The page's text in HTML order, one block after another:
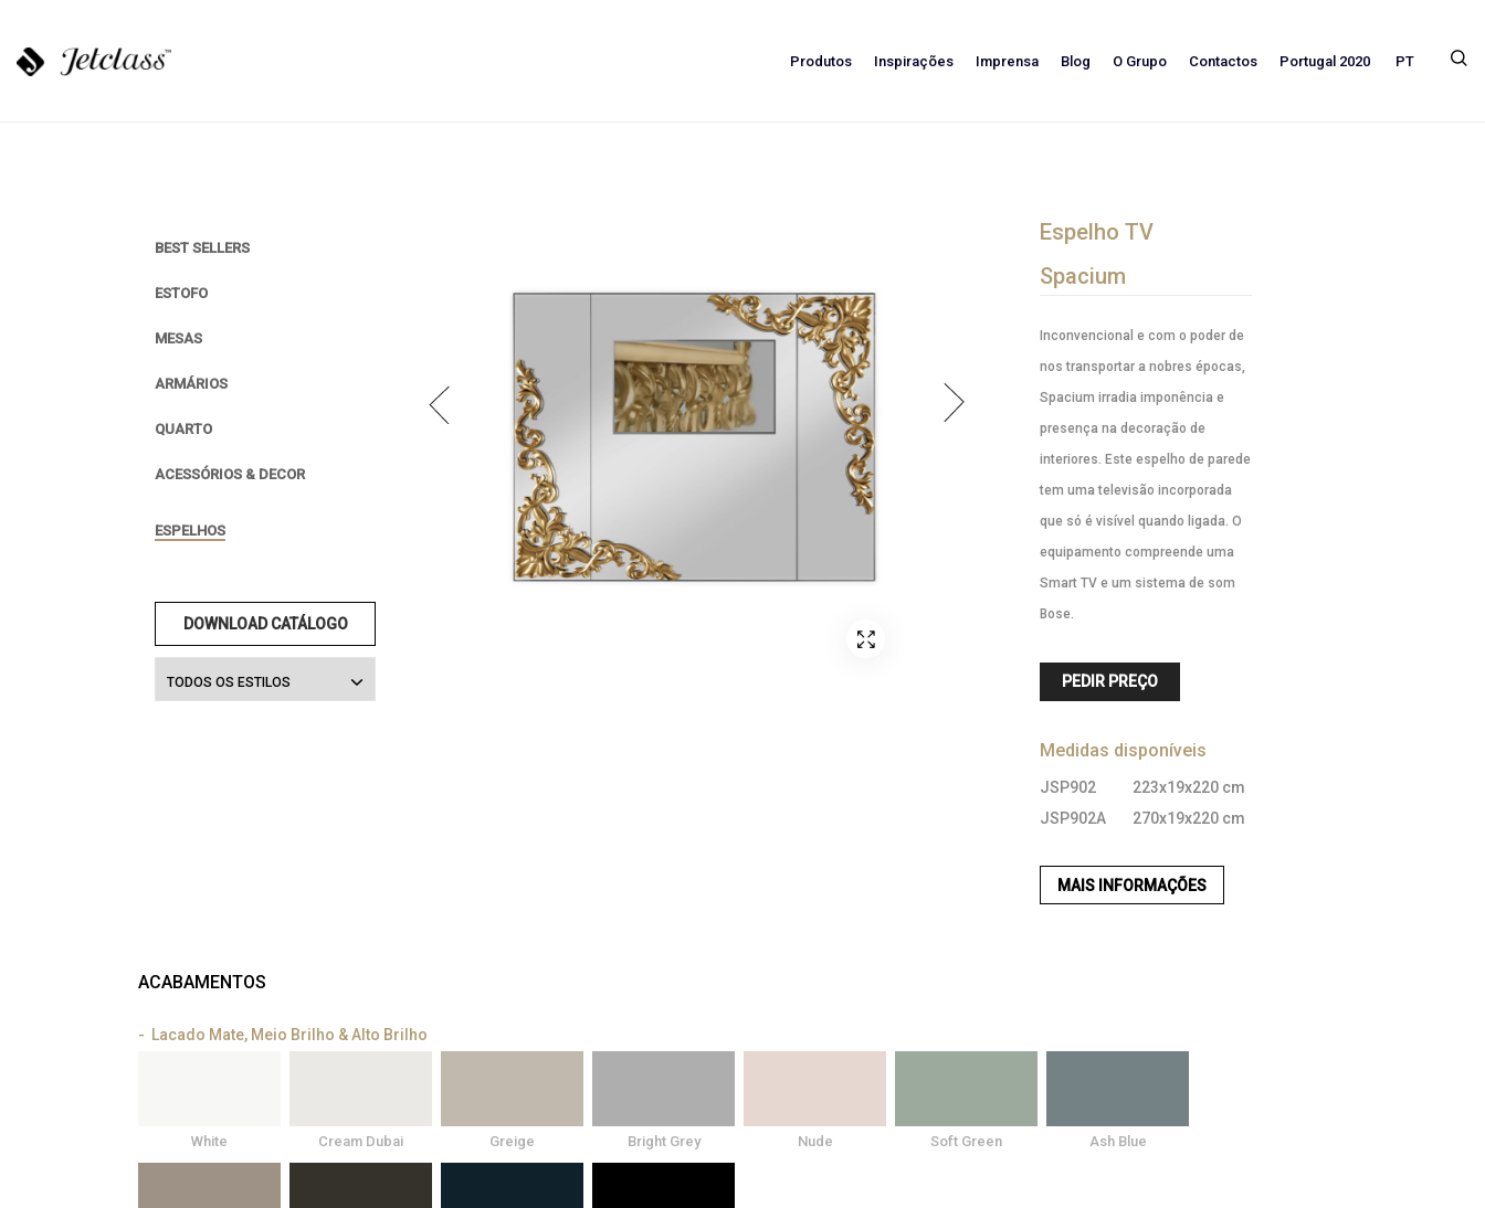
Produtos Inspirações Imprensa Blog O Grupo Contactos Portugal 2020 PT
Espelho TV
Spacium
Inconvencional e com o poder de
nos transportar a nobres épocas,
Spacium irradia imponência e
presença na decoração de
interiores. Este espelho de parede
tem uma televisão incorporada
que só é visível quando ligada. O
equipamento compreende uma
Smart TV e um sistema de som
Bose.
PEDIR PREÇO
Medidas disponíveis
JSP902
223x19x220 cm
JSP902A
270x19x220 cm
MAIS INFORMAÇÕES
BEST SELLERS
ESTOFO
MESAS
ARMÁRIOS
QUARTO
ACESSÓRIOS & DECOR
ESPELHOS
DOWNLOAD CATÁLOGO
TODOS OS ESTILOS
ACABAMENTOS
Lacado Mate, Meio Brilho & Alto Brilho
White Cream Dubai Greige Bright Grey Nude Soft Green Ash Blue